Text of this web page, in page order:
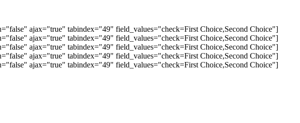
ajax="true" tabindex="49" field_values="check=First Choice,Second Choice"]
ajax="true" tabindex="49" field_values="check=First Choice,Second Choice"]
ajax="true" tabindex="49" field_values="check=First Choice,Second Choice"]
ajax="true" tabindex="49" field_values="check=First Choice,Second Choice"]
ajax="true" tabindex="49" field_values="check=First Choice,Second Choice"]